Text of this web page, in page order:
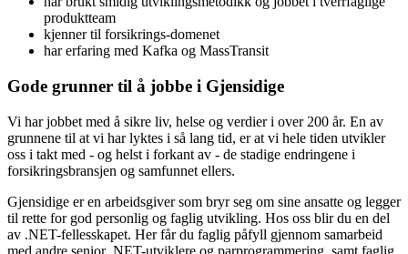
produktteam
kjenner til forsikrings-domenet
har erfaring med Kafka og MassTransit
Gode grunner til å jobbe i Gjensidige
Vi har jobbet med å sikre liv, helse og verdier i over 200 år. En av
grunnene til at vi har lyktes i så lang tid, er at vi hele tiden utvikler
oss i takt med - og helst i forkant av - de stadige endringene i
forsikringsbransjen og samfunnet ellers.
Gjensidige er en arbeidsgiver som bryr seg om sine ansatte og legger
til rette for god personlig og faglig utvikling. Hos oss blir du en del
av .NET-fellesskapet. Her får du faglig påfyll gjennom samarbeid
med andre senior .NET-utviklere og parprogrammering, samt faglig